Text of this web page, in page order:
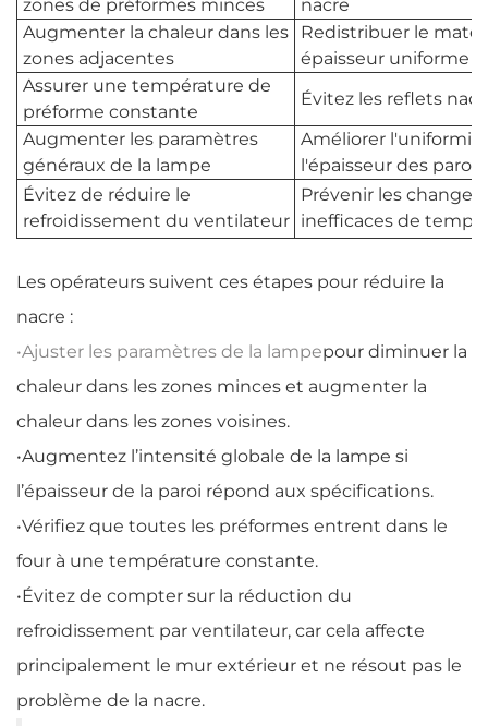
zones de préformes minces
nacre
Augmenter la chaleur dans les
zones adjacentes
Redistribuer le
épaisseur uniforme
Assurer une température de
préforme constante
Évitez les reflets
Augmenter les paramètres
généraux de la lampe
Améliorer
l'épaisseur des parois
Évitez de réduire le
refroidissement du ventilateur
Prévenir les
inefficaces de
Les opérateurs suivent ces étapes pour réduire la
nacre :
•Ajuster les paramètres de la lampepour diminuer la
chaleur dans les zones minces et augmenter la
chaleur dans les zones voisines.
•Augmentez l’intensité globale de la lampe si
l’épaisseur de la paroi répond aux spécifications.
•Vérifiez que toutes les préformes entrent dans le
four à une température constante.
•Évitez de compter sur la réduction du
refroidissement par ventilateur, car cela affecte
principalement le mur extérieur et ne résout pas le
problème de la nacre.